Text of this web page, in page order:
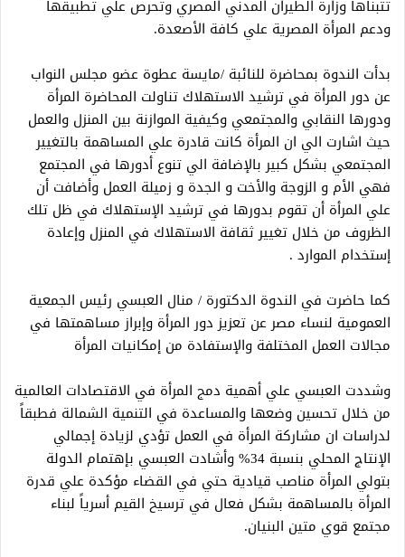
تتبناها وزارة الطيران المدني المصري وتحرص علي تطبيقها
ودعم المرأة المصرية علي كافة الأصعدة.
بدأت الندوة بمحاضرة للنائبة /مايسة عطوة عضو مجلس النواب
عن دور المرأة في ترشيد الاستهلاك تناولت المحاضرة المرأة
ودورها النقابي والمجتمعي وكيفية الموازنة بين المنزل والعمل
حيث اشارت الي ان المرأة كانت قادرة علي المساهمة بالتغيير
المجتمعي بشكل كبير بالإضافة الي تنوع أدورها في المجتمع
فهي الأم و الزوجة والأخت و الجدة و زميلة العمل وأضافت أن
علي المرأة أن تقوم بدورها في ترشيد الإستهلاك في ظل تلك
الظروف من خلال تغيير ثقافة الاستهلاك في المنزل وإعادة
إستخدام الموارد .
كما حاضرت في الندوة الدكتورة / منال العبسي رئيس الجمعية
العمومية لنساء مصر عن تعزيز دور المرأة وإبراز مساهمتها في
مجالات العمل المختلفة والإستفادة من إمكانيات المرأة
وشددت العبسي علي أهمية دمج المرأة في الاقتصادات العالمية
من خلال تحسين وضعها والمساعدة في التنمية الشمالة فطبقاً
لدراسات ان مشاركة المرأة في العمل تؤدي لزيادة إجمالي
الإنتاج المحلي بنسبة 34% وأشادت العبسي بإهتمام الدولة
بتولي المرأة مناصب قيادية حتي في القضاء مؤكدة علي قدرة
المرأة بالمساهمة بشكل فعال في ترسيخ القيم أسرياً لبناء
مجتمع قوي متين البنيان.